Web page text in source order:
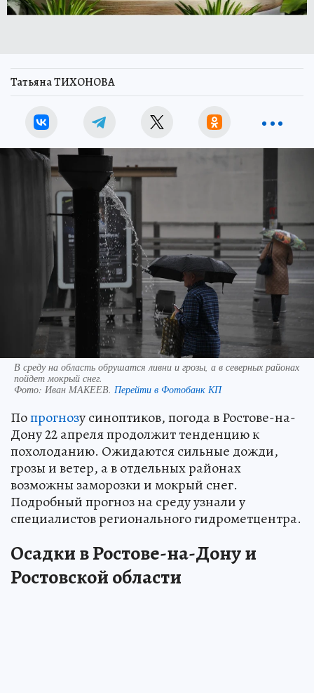
Татьяна ТИХОНОВА
В среду на область обрушатся ливни и грозы, а в северных районах
пойдет мокрый снег.
Фото: Иван МАКЕЕВ. Перейти в Фотобанк КП
Попрогнозу синоптиков, погода в Ростове-на-
Дону 22 апреля продолжит тенденцию к
похолоданию. Ожидаются сильные дожди,
грозы и ветер, а в отдельных районах
возможны заморозки и мокрый снег.
Подробный прогноз на среду узнали у
специалистов регионального гидрометцентра.
Осадки в Ростове-на-Дону и
Ростовской области